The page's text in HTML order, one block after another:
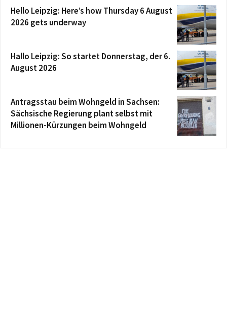
Hello Leipzig: Here’s how Thursday 6 August
2026 gets underway
Hallo Leipzig: So startet Donnerstag, der 6.
August 2026
Antragsstau beim Wohngeld in Sachsen:
Sächsische Regierung plant selbst mit
Millionen-Kürzungen beim Wohngeld